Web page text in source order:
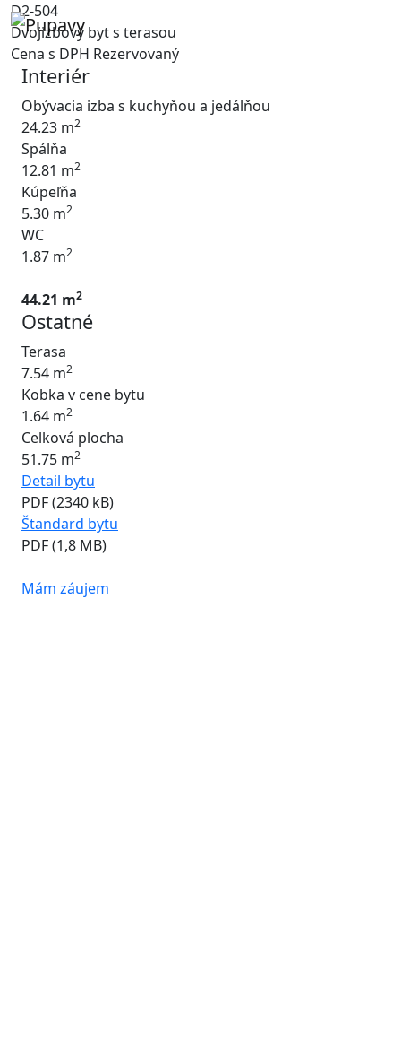
D2-504
Dvojizbový byt s terasou
Cena s DPH Rezervovaný
Interiér
Obývacia izba s kuchyňou a jedálňou
24.23 m2
Spálňa
12.81 m2
Kúpeľňa
5.30 m2
WC
1.87 m2
44.21 m2
Ostatné
Terasa
7.54 m2
Kobka v cene bytu
1.64 m2
Celková plocha
51.75 m2
Detail bytu
PDF (2340 kB)
Štandard bytu
PDF (1,8 MB)
Mám záujem